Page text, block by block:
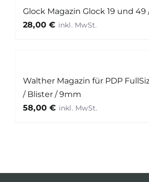
Glock Magazin Glock 19 und 49
28,00€
Walther Magazin für PDP
/ Blister / 9mm
58,00€